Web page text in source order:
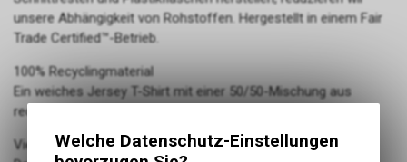
unsere Abhängigkeit von Rohstoffen. Hergestellt in einem Fair
Trade Certified™-Betrieb.
100% Recyclingmaterial
Ein weiches Jersey T-Shirt mit einer 50/50-Mischung aus
recycelter Baumwolle und recyceltem Polyester
Vielseitiges Rundhals-Shirt mit Tasche
Welche Datenschutz-Einstellungen